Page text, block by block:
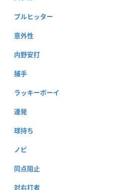
プルヒッター
意外性
内野安打
捕手
ラッキーボーイ
連発
球持ち
ノビ
同点阻止
対右打者